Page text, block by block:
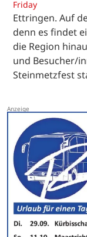
Friday
Ettringen. Auf
denn es findet
die Region
und Besucher/
Steinmetzfest